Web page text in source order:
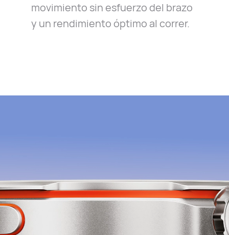
movimiento sin esfuerzo del brazo
y un rendimiento óptimo al correr.